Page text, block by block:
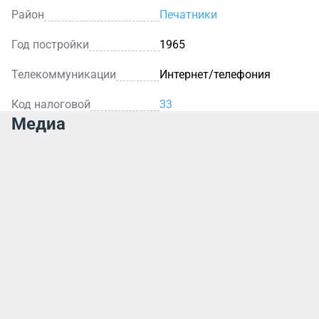
делают бизнес-центр «Золотое кольцо» весьма
преимуществом являются невысокие арендные
ставки, нехарактерные для центра Москвы.
Район Печатники
Год постройки 1965
Телекоммуникации Интернет/телефония
Код налоговой 33
Медиа